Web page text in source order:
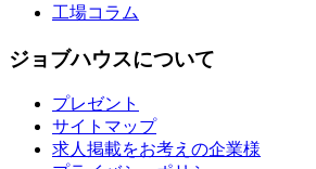
工場コラム
ジョブハウスについて
プレゼント
サイトマップ
求人掲載をお考えの企業様